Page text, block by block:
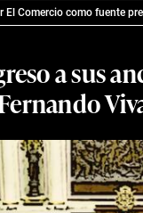
El Comercio como fuente
a sus